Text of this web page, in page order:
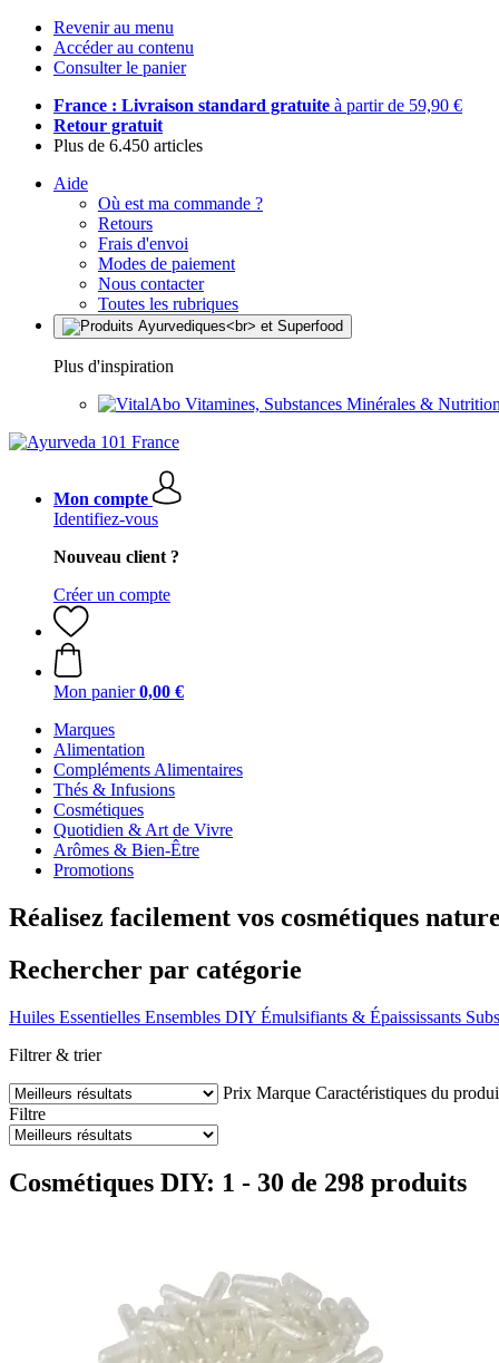
Revenir au menu
Accéder au contenu
Consulter le panier
France : Livraison standard gratuite à partir de 59,90 €
Retour gratuit
Plus de 6.450 articles
Aide
Où est ma commande ?
Retours
Frais d'envoi
Modes de paiement
Nous contacter
Toutes les rubriques
Plus d'inspiration
Vitamines, Substances Minérales &
Mon compte
Identifiez-vous
Nouveau client ?
Créer un compte
Mon panier 0,00 €
Marques
Alimentation
Compléments Alimentaires
Thés & Infusions
Cosmétiques
Quotidien & Art de Vivre
Arômes & Bien-Être
Promotions
Réalisez facilement vos cosmétiques
Rechercher par catégorie
Huiles Essentielles Ensembles DIY Émulsifiants & Épaississants
Filtrer & trier
Prix Marque Caractéristiques du
Filtre
Cosmétiques DIY: 1 - 30 de 298 produits